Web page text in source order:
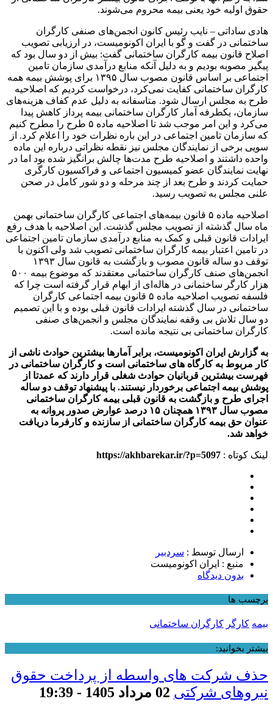
حقوق اولیه خود یعنی بیمه محروم می‌شوند.
هادی ساداتی – نایب رئیس کانون انجمن‌های صنفی کارگران
ساختمانی در گفت و گو با ایران اکونومیست، در ارزیابی تصویب
اصلاح قانون بیمه کارگران ساختمانی گفت: بیش از دو سال بود که
پیگیر مصوبه بودیم و به دلیل آنکه منابع درآمدی سازمان تامین
اجتماعی بر اساس قانون مصوب سال ۱۳۹۵ برای پوشش بیمه همه
کارگران ساختمانی کفایت نمی‌کرد، درخواست کردیم که اصلاحیه
طرح به مجلس ارسال شود. متاسفانه به دلیل عدم کفاف هزینه‌های
سازمان، یکطرفه آمار کارگران ساختمانی بیمه پرداز کاهش پیدا
می‌کرد و این امر موجب شد تا اصلاحیه ماده ۵ طرح را مطرح کنیم
که سازمان تامین اجتماعی در این باره نظرات خود را اعلام کرد. از
سویی برخی از نمایندگان مجلس نیز نقطه نظراتی درباره این ماده
واحده داشتند و اصلاحیه طرح مدت‌ها چالش برانگیز شده بود اما در
نهایت نمایندگان عضو کمیسیون اجتماعی و فراکسیون کارگری
حمایت کردند و طرح بعد از چند مرحله و دو شور کامل در صحن
علنی مجلس به تصویب رسید.
اصلاحیه ماده ۵ قانون بیمه‌های اجتماعی کارگران ساختمانی بهمن
ماه سال گذشته از تصویب مجلس گذشت. این اصلاحیه با هدف رفع
ایرادات قانون قبلی و کمک به منابع درآمدی سازمان تامین اجتماعی
در تامین اعتبار بیمه کارگران ساختمانی تصویب شد ولی اکنون با
توقف دو ساله قانون مصوب و بازگشت به قانون سال ۱۳۹۳
انجمن‌های صنف کارگران ساختمانی معتقدند که موضوع بیمه ۵۰۰
هزار کارگر ساختمانی در هاله‌ای از ابهام قرار گرفته است چرا که
فلسفه تصویب اصلاحیه ماده ۵ قانون بیمه اجتماعی کارگران
ساختمانی در سال گذشته ایرادات قانون قبلی بوده و با این تصمیم
دو سال تلاش بی وقفه نمایندگان مجلس و انجمن‌های صنفی
کارگران ساختمانی بی نتیجه مانده است.
به گزارش ایران اکونومیست، برابر آمارها بیشترین حوادث ناشی از
کار مربوط به کارگاه های ساختمانی است و کارگران ساختمانی در
فهرست بیشترین قربانیان حوادث شغلی قرار دارند که عمدتا از
پوشش بیمه اجتماعی برخوردار نیستند. با پیشنهاد توقف دو ساله
اجرای طرح و بازگشت به قانون قبلی بیمه کارگران ساختمانی
مصوب سال ۱۳۹۳ همچنان ۱۵ درصد عوارض صدور پروانه به
عنوان حق بیمه کارگران ساختمانی از سازنده و کارفرما دریافت
خواهد شد.
لینک کوتاه : https://akhbarekar.ir/?p=5097
ارسال توسط : سردبیر
منبع : ایران اکونومیست
بدون دیدگاه
برچسب ها
بیمه کارگر کارگران ساختمانی
بیشتر بخوانید:
حذف شرکت های واسطه از پرداخت حقوق
نیروهای شرکتی 02 مرداد 1405 - 19:39